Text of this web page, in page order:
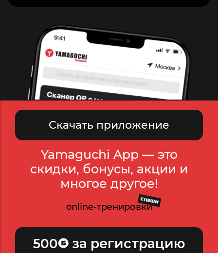
Скачать приложение
Yamaguchi App — это
скидки, бонусы, акции и
многое другое!
online-тренировки
СПЕШИ
500 за регистрацию